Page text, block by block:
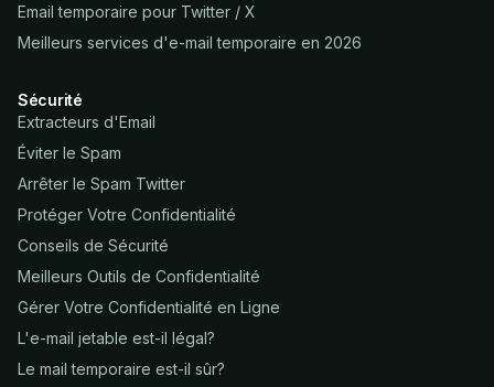
Email temporaire pour Twitter / X
Meilleurs services d'e-mail temporaire en 2026
Sécurité
Extracteurs d'Email
Éviter le Spam
Arrêter le Spam Twitter
Protéger Votre Confidentialité
Conseils de Sécurité
Meilleurs Outils de Confidentialité
Gérer Votre Confidentialité en Ligne
L'e-mail jetable est-il légal?
Le mail temporaire est-il sûr?